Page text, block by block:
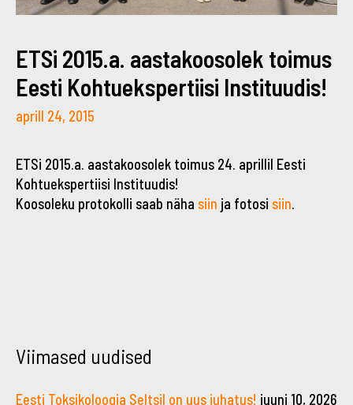
ETSi 2015.a. aastakoosolek toimus
Eesti Kohtuekspertiisi Instituudis!
aprill 24, 2015
ETSi 2015.a. aastakoosolek toimus 24. aprillil Eesti
Kohtuekspertiisi Instituudis!
Koosoleku protokolli saab näha siin ja fotosi siin.
Viimased uudised
Eesti Toksikoloogia Seltsil on uus juhatus! juuni 10, 2026